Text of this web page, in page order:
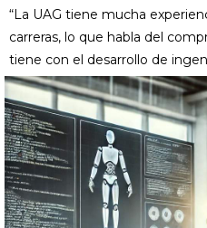
“La UAG tiene mucha
carreras, lo que habla del
tiene con el desarrollo de